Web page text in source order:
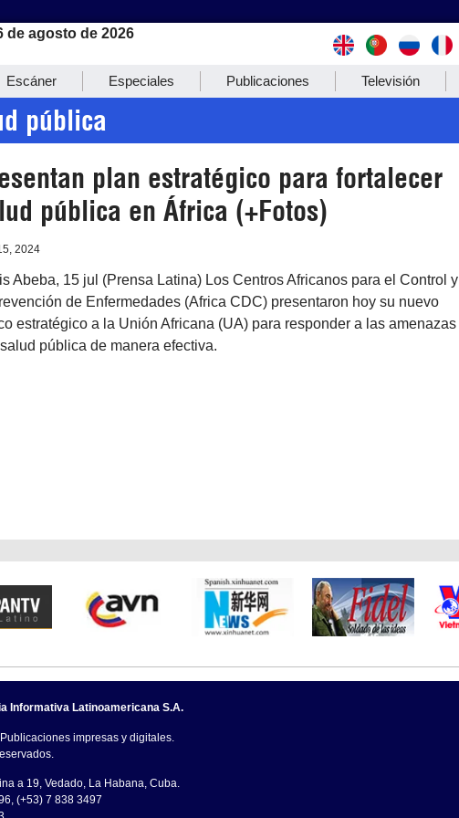
de agosto de 2026
Escáner Especiales Publicaciones Televisión
pública
plan estratégico para fortalecer
pública en África (+Fotos)
2024
Abeba, 15 jul (Prensa Latina) Los Centros Africanos para el Control y
de Enfermedades (Africa CDC) presentaron hoy su nuevo
estratégico a la Unión Africana (UA) para responder a las amenazas
pública de manera efectiva.
Informativa Latinoamericana S.A.
impresas y digitales.
a 19, Vedado, La Habana, Cuba.
(+53) 7 838 3497